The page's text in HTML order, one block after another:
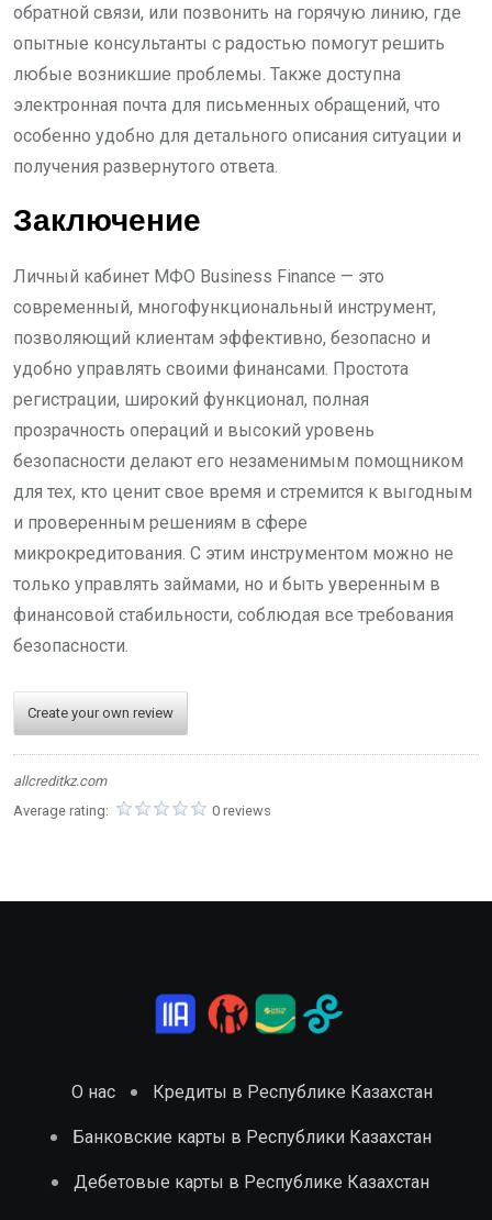
обратной связи, или позвонить на горячую линию, где
опытные консультанты с радостью помогут решить
любые возникшие проблемы. Также доступна
электронная почта для письменных обращений, что
особенно удобно для детального описания ситуации и
получения развернутого ответа.
Заключение
Личный кабинет МФО Business Finance — это
современный, многофункциональный инструмент,
позволяющий клиентам эффективно, безопасно и
удобно управлять своими финансами. Простота
регистрации, широкий функционал, полная
прозрачность операций и высокий уровень
безопасности делают его незаменимым помощником
для тех, кто ценит свое время и стремится к выгодным
и проверенным решениям в сфере
микрокредитования. С этим инструментом можно не
только управлять займами, но и быть уверенным в
финансовой стабильности, соблюдая все требования
безопасности.
Create your own review
allcreditkz.com
Average rating:
0 reviews
О нас Кредиты в Республике Казахстан
Банковские карты в Республики Казахстан
Дебетовые карты в Республике Казахстан